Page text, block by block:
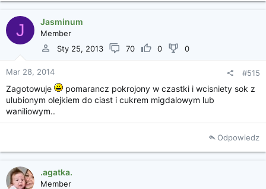
J Jasminum
Member
Sty 25, 2013
70 0 0
Mar 28, 2014 #515
Zagotowuje
pomarancz pokrojony w czastki i wcisniety sok z
ulubionym olejkiem do ciast i cukrem migdalowym lub
waniliowym..
Odpowiedz
.agatka.
Member